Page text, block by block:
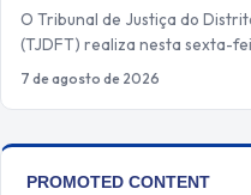
O Tribunal de Justiça do
(TJDFT) realiza nesta sexta-
7 de agosto de 2026